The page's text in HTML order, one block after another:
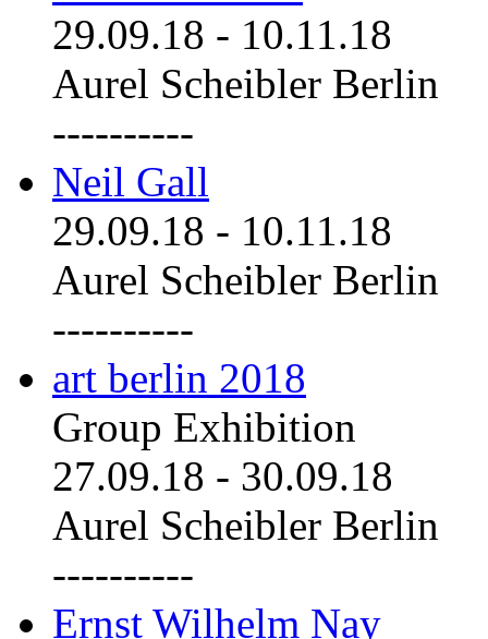
29.09.18 - 10.11.18
Aurel Scheibler Berlin
----------
Neil Gall
29.09.18 - 10.11.18
Aurel Scheibler Berlin
----------
art berlin 2018
Group Exhibition
27.09.18 - 30.09.18
Aurel Scheibler Berlin
----------
Ernst Wilhelm Nay